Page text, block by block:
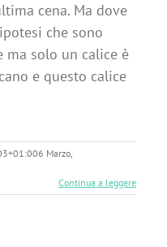
cena. Ma dove
che sono
ma solo un calice è
e questo calice
6 Marzo,
Continua a leggere